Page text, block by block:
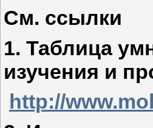
См. ссылки
1. Таблица
изучения и
http://